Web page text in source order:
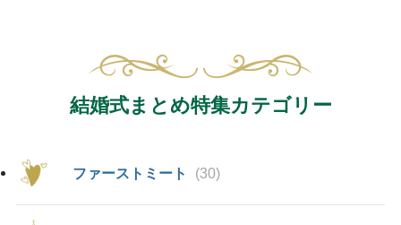
結婚式まとめ特集カテゴリー
ファーストミート (30)